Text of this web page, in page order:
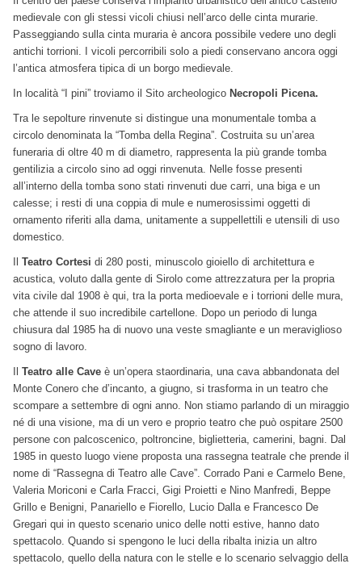
medievale con gli stessi vicoli chiusi nell’arco delle cinta murarie.
Passeggiando sulla cinta muraria è ancora possibile vedere uno degli
antichi torrioni. I vicoli percorribili solo a piedi conservano ancora oggi
l’antica atmosfera tipica di un borgo medievale.
In località “I pini” troviamo il Sito archeologico Necropoli Picena.
Tra le sepolture rinvenute si distingue una monumentale tomba a
circolo denominata la “Tomba della Regina”. Costruita su un’area
funeraria di oltre 40 m di diametro, rappresenta la più grande tomba
gentilizia a circolo sino ad oggi rinvenuta. Nelle fosse presenti
all’interno della tomba sono stati rinvenuti due carri, una biga e un
calesse; i resti di una coppia di mule e numerosissimi oggetti di
ornamento riferiti alla dama, unitamente a suppellettili e utensili di uso
domestico.
Teatro Cortesi di 280 posti, minuscolo gioiello di architettura e
acustica, voluto dalla gente di Sirolo come attrezzatura per la propria
vita civile dal 1908 è qui, tra la porta medioevale e i torrioni delle mura,
che attende il suo incredibile cartellone. Dopo un periodo di lunga
chiusura dal 1985 ha di nuovo una veste smagliante e un meraviglioso
sogno di lavoro.
Teatro alle Cave è un’opera staordinaria, una cava abbandonata del
Monte Conero che d’incanto, a giugno, si trasforma in un teatro che
scompare a settembre di ogni anno. Non stiamo parlando di un miraggio
né di una visione, ma di un vero e proprio teatro che può ospitare 2500
persone con palcoscenico, poltroncine, biglietteria, camerini, bagni. Dal
1985 in questo luogo viene proposta una rassegna teatrale che prende il
nome di “Rassegna di Teatro alle Cave”. Corrado Pani e Carmelo Bene,
Valeria Moriconi e Carla Fracci, Gigi Proietti e Nino Manfredi, Beppe
Grillo e Benigni, Panariello e Fiorello, Lucio Dalla e Francesco De
Gregari qui in questo scenario unico delle notti estive, hanno dato
spettacolo. Quando si spengono le luci della ribalta inizia un altro
spettacolo, quello della natura con le stelle e lo scenario selvaggio della